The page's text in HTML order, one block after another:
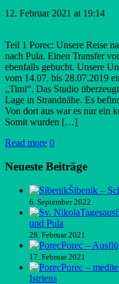
12. Februar 2021 at 19:14
Teil 1 Porec: Unsere Reise
nach Pula. Einen Transfer
ebenfalls gebucht. Unsere
vom 14.07. bis 28.07.2019
„Timi“. Das Studio
Lage in Strandnähe. Es
Von dort aus war es nur ein
Somit wurden […]
Read more 0
Neueste Beiträge
Šibenik –
6. September 2022
und Pula
28. Februar 2021
Porec –
17. Februar 2021
Porec –
Istriens